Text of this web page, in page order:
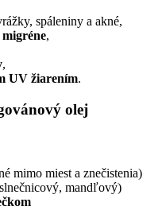
spáleniny a akné,
,
,
UV žiarením.
olej
mimo miest a znečistenia)
mandľový)